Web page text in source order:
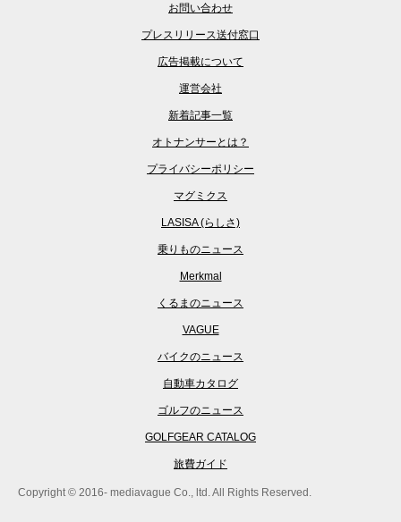
お問い合わせ
プレスリリース送付窓口
広告掲載について
運営会社
新着記事一覧
オトナンサーとは？
プライバシーポリシー
マグミクス
LASISA (らしさ)
乗りものニュース
Merkmal
くるまのニュース
VAGUE
バイクのニュース
自動車カタログ
ゴルフのニュース
GOLFGEAR CATALOG
旅費ガイド
Copyright © 2016- mediavague Co., ltd. All Rights Reserved.